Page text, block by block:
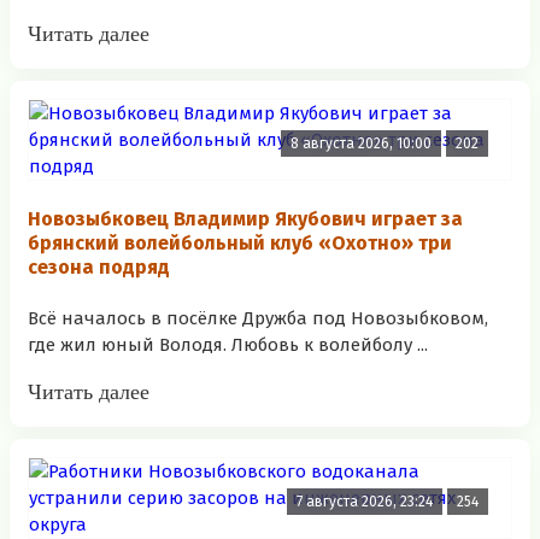
Читать далее
8 августа 2026, 10:00 202
Новозыбковец Владимир Якубович играет за
брянский волейбольный клуб «Охотно» три
сезона подряд
Всё началось в посёлке Дружба под Новозыбковом,
где жил юный Володя. Любовь к волейболу ...
Читать далее
7 августа 2026, 23:24 254